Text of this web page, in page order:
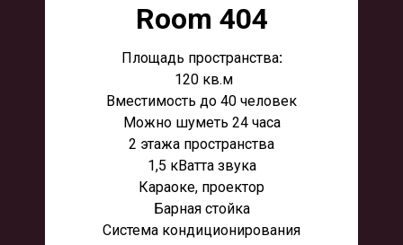
Room 404
Площадь пространства:
120 кв.м
Вместимость до 40 человек
Можно шуметь 24 часа
2 этажа пространства
1,5 кВатта звука
Караоке, проектор
Барная стойка
Система кондиционирования